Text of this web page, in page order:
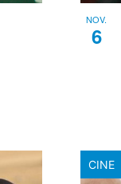
NOV.
6
CINE